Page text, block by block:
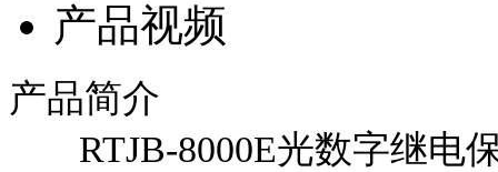
产品视频
产品简介
RTJB-8000E光数字继电